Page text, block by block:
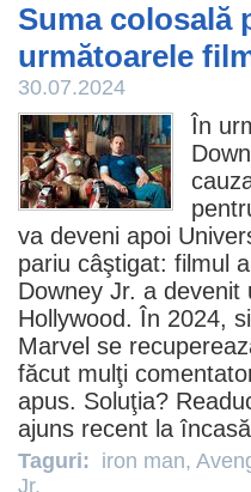
Suma colosală
următoarele
30.07.2024
În
va deveni apoi
pariu câştigat: filmul
Downey Jr. a
Hollywood. În 2024,
Marvel se
făcut mulţi
apus. Soluţia?
ajuns recent la
Taguri: iron man,
Jr.